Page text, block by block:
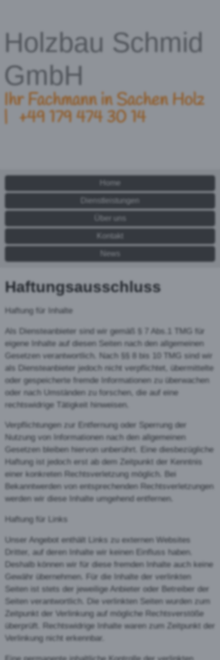
Holzbau Schmid
GmbH
Ihr Fachmann in Sachen Holz
| +49179 474 30 14
Home
Dienstleistungen
Über uns
Kontakt
News
Haftungsausschluss
Haftung für Inhalte
Als Diensteanbieter sind wir gemäß § 7 Abs.1 TMG für
eigene Inhalte auf diesen Seiten nach den allgemeinen
Gesetzen verantwortlich. Nach §§ 8 bis 10 TMG sind wir
als Diensteanbieter jedoch nicht verpflichtet, übermittelte
oder gespeicherte fremde Informationen zu überwachen
oder nach Umständen zu forschen, die auf eine
rechtswidrige Tätigkeit hinweisen.
Verpflichtungen zur Entfernung oder Sperrung der
Nutzung von Informationen nach den allgemeinen
Gesetzen bleiben hiervon unberührt. Eine diesbezügliche
Haftung ist jedoch erst ab dem Zeitpunkt der Kenntnis
einer konkreten Rechtsverletzung möglich. Bei
Bekanntwerden von entsprechenden Rechtsverletzungen
werden wir diese Inhalte umgehend entfernen.
Haftung für Links
Unser Angebot enthält Links zu externen Websites
Dritter, auf deren Inhalte wir keinen Einfluss haben.
Deshalb können wir für diese fremden Inhalte auch keine
Gewähr übernehmen. Für die Inhalte der verlinkten
Seiten ist stets der jeweilige Anbieter oder Betreiber der
Seiten verantwortlich. Die verlinkten Seiten wurden zum
Zeitpunkt der Verlinkung auf mögliche Rechtsverstöße
überprüft. Rechtswidrige Inhalte waren zum Zeitpunkt der
Verlinkung nicht erkennbar.